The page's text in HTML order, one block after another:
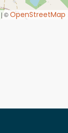
|© OpenStreetMap